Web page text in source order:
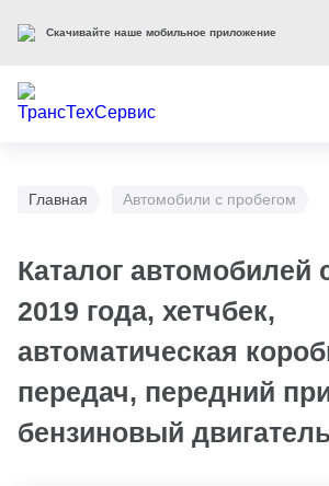
Главная Автомобили с пробегом
Каталог автомобилей
2019 года, хетчбек,
автоматическая
передач, передний
бензиновый
Скачивайте наше мобильное приложение